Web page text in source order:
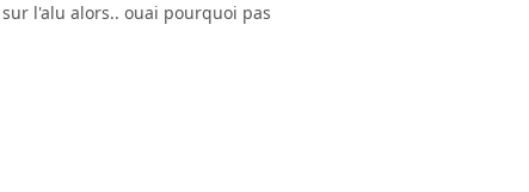
sur l'alu alors.. ouai pourquoi pas